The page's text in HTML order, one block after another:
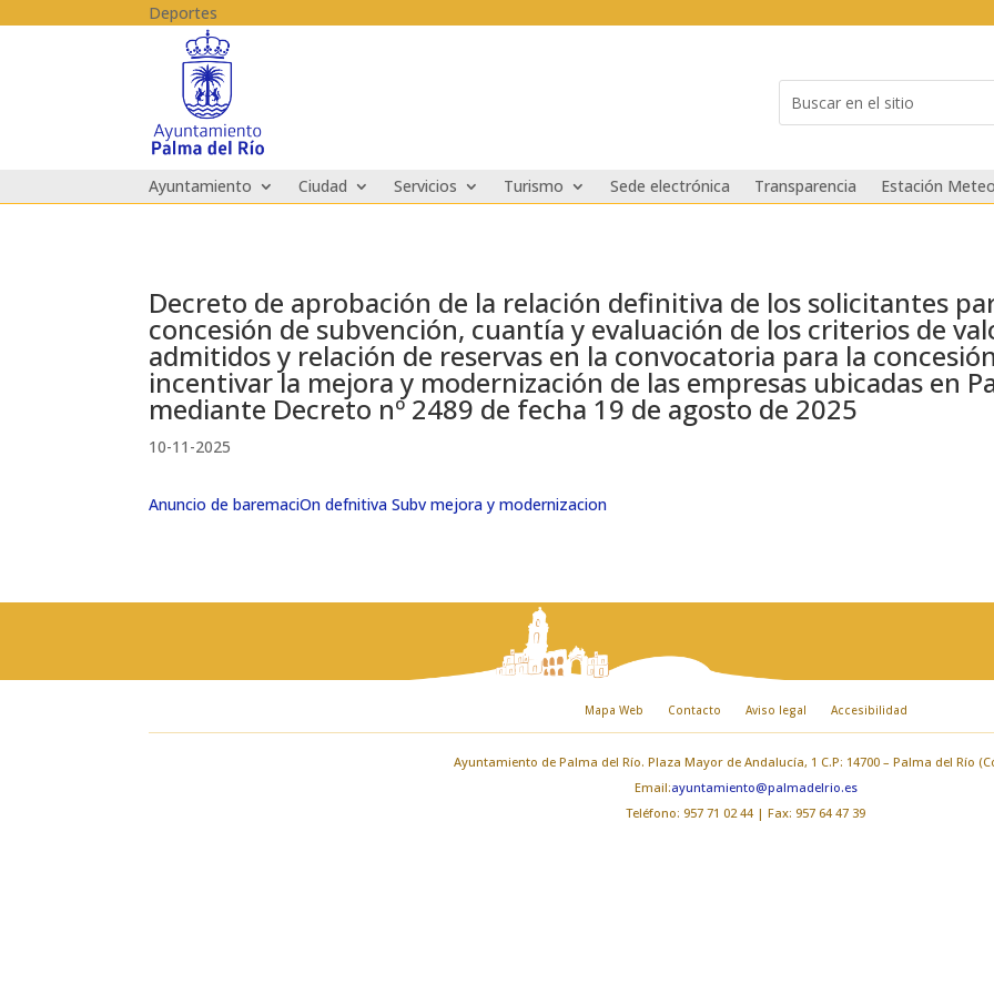
Deportes
for...
Ayuntamiento Ciudad Servicios Turismo Sede electrónica Transparencia Estación
Decreto de aprobación de la relación definitiva de los solicitantes
concesión de subvención, cuantía y evaluación de los criterios de
admitidos y relación de reservas en la convocatoria para la
incentivar la mejora y modernización de las empresas ubicadas en
mediante Decreto nº 2489 de fecha 19 de agosto de 2025
10-11-2025
Anuncio de baremaciOn defnitiva Subv mejora y modernizacion
Mapa Web Contacto Aviso legal Accesibilidad
Ayuntamiento de Palma del Río. Plaza Mayor de Andalucía, 1 C.P: 14700 – Palma del Río
Email:ayuntamiento@palmadelrio.es
Teléfono: 957 71 02 44 | Fax: 957 64 47 39